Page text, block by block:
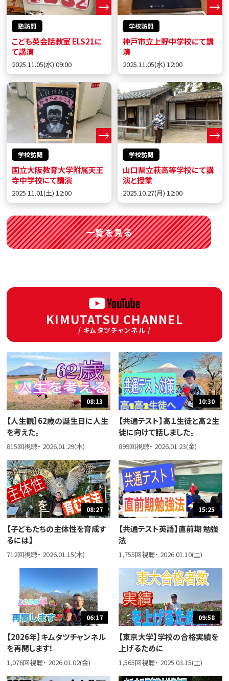
塾訪問
こども英会話教室 ELS21に
て講演
2025.11.05(水) 09:00
学校訪問
神戸市立上野中学校にて講
演
2025.11.05(水) 12:00
学校訪問
国立大阪教育大学附属天王
寺中学校にて講演
2025.11.01(土) 12:00
学校訪問
山口県立萩高等学校にて講
演と授業
2025.10.27(月) 12:00
一覧を見る
KIMUTATSU CHANNEL
/ キムタツチャンネル /
08:13
【人生観】62歳の誕生日に人生
を考えた。
815回視聴・ 2026.01.29(木)
10:30
【共通テスト】高１生徒と高２生
徒に向けて話しました。
899回視聴・ 2026.01.23(金)
08:27
【子どもたちの主体性を育成す
るには】
712回視聴・ 2026.01.15(木)
15:25
【共通テスト英語】直前期 勉強
法
1,755回視聴・ 2026.01.10(土)
06:17
【2026年】キムタツチャンネル
を再開します！
1,076回視聴・ 2026.01.02(金)
09:58
【東京大学】学校の合格実績を
上げるために
1,565回視聴・ 2025.03.15(土)